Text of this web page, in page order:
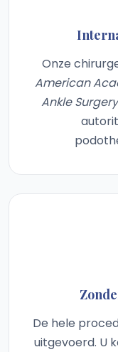
Onze
American
Ankle Surgery
De hele
uitgevoerd. U